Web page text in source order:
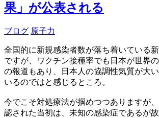
果」が公表される
ブログ 原子力
全国的に新規感染者数が落ち着いている
ですが、ワクチン接種率でも日本が世界
の報道もあり、日本人の協調性気質が大
いるのではと感じるところ。
今でこそ対処療法が掴めつつありますが
認された当初は、未知の感染症であるが